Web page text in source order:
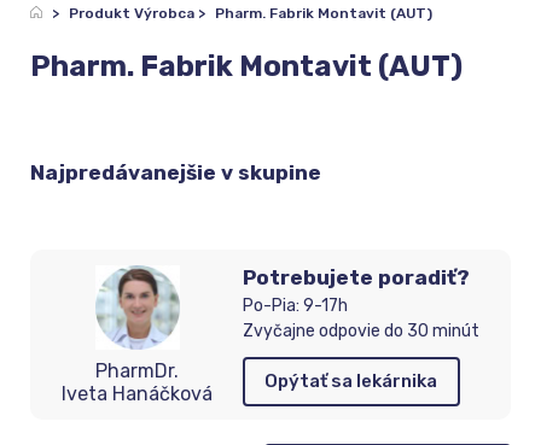
> Produkt Výrobca > Pharm. Fabrik Montavit (AUT)
Pharm. Fabrik Montavit (AUT)
Najpredávanejšie v skupine
PharmDr.
Iveta Hanáčková
Potrebujete poradiť?
Po-Pia: 9-17h
Zvyčajne odpovie do 30 minút
Opýtať sa lekárnika